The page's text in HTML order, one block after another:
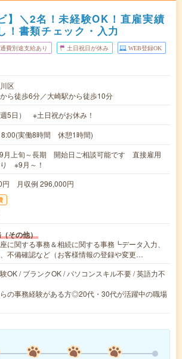
】＼2名！未経験OK！直雇実績
！書類チェック・入力
費別途支給あり 土日祝日が休み WEB登録OK
区
ら徒歩6分／大崎駅から徒歩10分
5日） ※土日祝がお休み！
実働8時間 休憩1時間)
月上旬～長期 開始日ご相談可能です 直接雇用
※9月～！
円 月収例 296,000円
その他）
に関する事務＆相続に関する事務┗データ入力、
不備確認など（お客様情報の登録や変更…
OK / ブランクOK / パソコンスキル不要 / 英語力不
の事務経験がある方◎20代・30代が活躍中の職場